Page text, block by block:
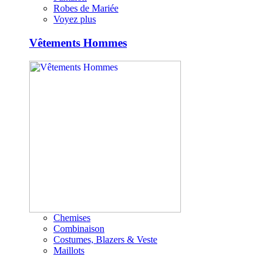
Robes de Mariée
Voyez plus
Vêtements Hommes
Chemises
Combinaison
Costumes, Blazers & Veste
Maillots